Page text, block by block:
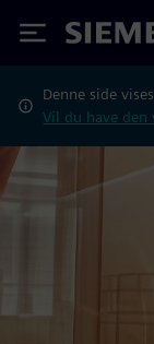
Siemens
Denne side
Vil du have den